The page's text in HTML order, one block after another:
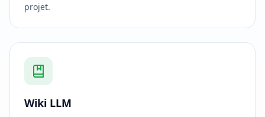
projet.
Wiki LLM